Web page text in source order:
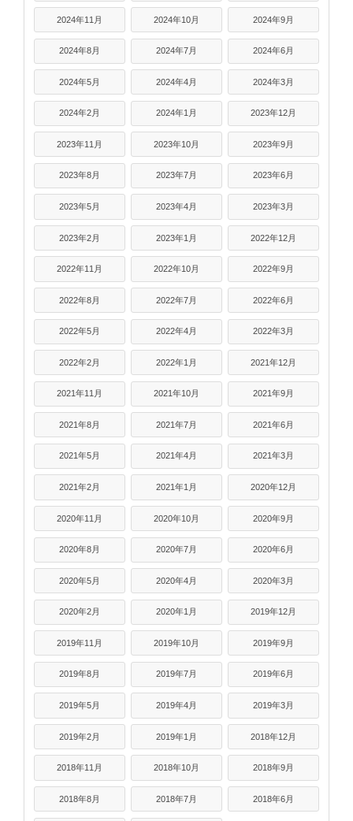
2024年11月 2024年10月 2024年9月
2024年8月 2024年7月 2024年6月
2024年5月 2024年4月 2024年3月
2024年2月 2024年1月 2023年12月
2023年11月 2023年10月 2023年9月
2023年8月 2023年7月 2023年6月
2023年5月 2023年4月 2023年3月
2023年2月 2023年1月 2022年12月
2022年11月 2022年10月 2022年9月
2022年8月 2022年7月 2022年6月
2022年5月 2022年4月 2022年3月
2022年2月 2022年1月 2021年12月
2021年11月 2021年10月 2021年9月
2021年8月 2021年7月 2021年6月
2021年5月 2021年4月 2021年3月
2021年2月 2021年1月 2020年12月
2020年11月 2020年10月 2020年9月
2020年8月 2020年7月 2020年6月
2020年5月 2020年4月 2020年3月
2020年2月 2020年1月 2019年12月
2019年11月 2019年10月 2019年9月
2019年8月 2019年7月 2019年6月
2019年5月 2019年4月 2019年3月
2019年2月 2019年1月 2018年12月
2018年11月 2018年10月 2018年9月
2018年8月 2018年7月 2018年6月